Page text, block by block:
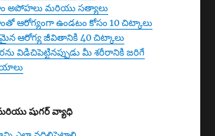
అపోహలు మరియు సత్యాలు
ఆరోగ్యంగా ఉండటం కోసం 10 చిట్కాలు
ఆరోగ్య జీవితానికి 40 చిట్కాలు
విడిచిపెట్టినప్పుడు మీ శరీరానికి జరిగే
షుగర్ వ్యాధి